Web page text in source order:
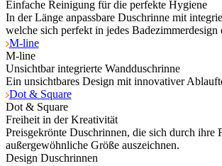
Einfache Reinigung für die perfekte Hygiene
In der Länge anpassbare Duschrinne mit
welche sich perfekt in jedes Badezimmerdesign
M-line
M-line
Unsichtbar integrierte Wandduschrinne
Ein unsichtbares Design mit innovativer
Dot & Square
Dot & Square
Freiheit in der Kreativität
Preisgekrönte Duschrinnen, die sich durch ihre
außergewöhnliche Größe auszeichnen.
Design Duschrinnen